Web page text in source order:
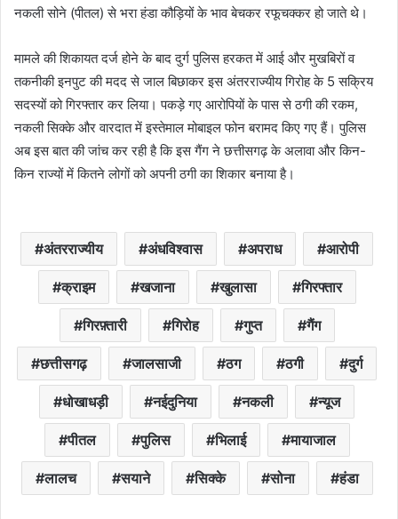
नकली सोने (पीतल) से भरा हंडा कौड़ियों के भाव बेचकर रफूचक्कर हो जाते थे।
मामले की शिकायत दर्ज होने के बाद दुर्ग पुलिस हरकत में आई और मुखबिरों व
तकनीकी इनपुट की मदद से जाल बिछाकर इस अंतरराज्यीय गिरोह के 5 सक्रिय
सदस्यों को गिरफ्तार कर लिया। पकड़े गए आरोपियों के पास से ठगी की रकम,
नकली सिक्के और वारदात में इस्तेमाल मोबाइल फोन बरामद किए गए हैं। पुलिस
अब इस बात की जांच कर रही है कि इस गैंग ने छत्तीसगढ़ के अलावा और किन-
किन राज्यों में कितने लोगों को अपनी ठगी का शिकार बनाया है।
अंतरराज्यीय अंधविश्वास अपराध आरोपी
क्राइम खजाना खुलासा गिरफ्तार
गिरफ़्तारी गिरोह गुप्त गैंग
छत्तीसगढ़ जालसाजी ठग ठगी दुर्ग
धोखाधड़ी नईदुनिया नकली न्यूज
पीतल पुलिस भिलाई मायाजाल
लालच सयाने सिक्के सोना हंडा